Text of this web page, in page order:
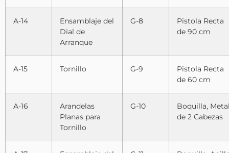
A-14
Ensamblaje del
Dial de
Arranque
G-8
Pistola Recta
de 90 cm
A-15 Tornillo G-9
Pistola Recta
de 60 cm
A-16
Arandelas
Planas para
Tornillo
G-10
Boquilla,
de 2 Cabezas